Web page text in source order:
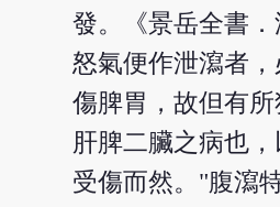
發。《景岳全書
怒氣便作泄瀉者
傷脾胃，故但有
肝脾二臟之病也
受傷而然。"腹瀉